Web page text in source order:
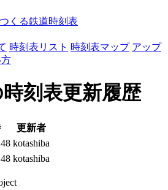
くる鉄道時刻表
時刻表リスト 時刻表マップ アップ
刻表更新履歴
更新者
kotashiba
kotashiba